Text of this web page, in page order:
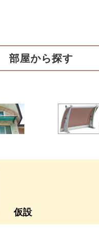
部屋から探す
仮設